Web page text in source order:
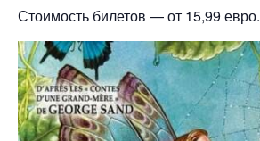
Стоимость билетов — от 15,99 евро.